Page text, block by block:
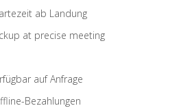
ab Landung
at precise meeting
auf Anfrage
Bezahlungen